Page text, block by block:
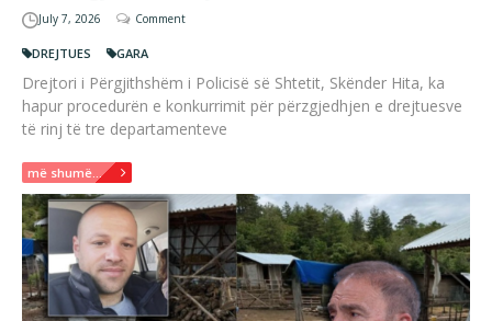
July 7, 2026 Comment
DREJTUES GARA
Drejtori i Përgjithshëm i Policisë së Shtetit, Skënder Hita, ka
hapur procedurën e konkurrimit për përzgjedhjen e drejtuesve
të rinj të tre departamenteve
më shumë...